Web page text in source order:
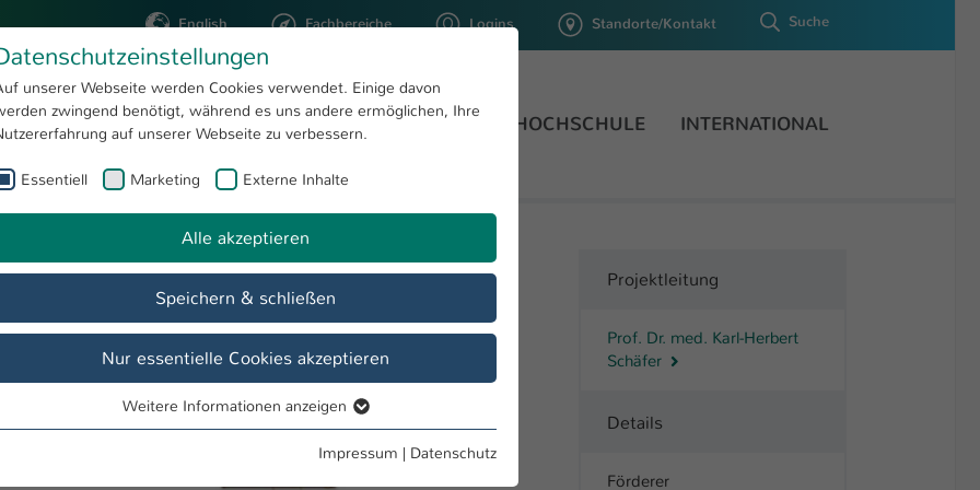
English Fachbereiche Logins Standorte/Kontakt Suche
STUDIUM FORSCHUNG HOCHSCHULE INTERNATIONAL
MITI2
Projektleitung
Prof. Dr. med. Karl-Herbert
Schäfer
Details
Förderer
unserer Webseite werden Cookies verwendet. Einige davon
zwingend benötigt, während es uns andere ermöglichen, Ihre
auf unserer Webseite zu verbessern.
Essentiell Marketing Externe Inhalte
Alle akzeptieren
Speichern & schließen
Nur essentielle Cookies akzeptieren
Essentielle Cookies werden für grundlegende Funktionen der
Weitere Informationen anzeigen
Impressum | Datenschutz